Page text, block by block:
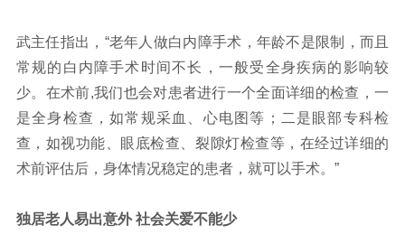
武主任指出，“老年人做白内障手术，年龄不是限制，而且
常规的白内障手术时间不长，一般受全身疾病的影响较
少。在术前,我们也会对患者进行一个全面详细的检查，一
是全身检查，如常规采血、心电图等；二是眼部专科检
查，如视功能、眼底检查、裂隙灯检查等，在经过详细的
术前评估后，身体情况稳定的患者，就可以手术。”
独居老人易出意外 社会关爱不能少